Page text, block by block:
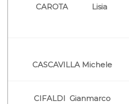
CAROTA Lisia
CASCAVILLA Michele
CIFALDI Gianmarco